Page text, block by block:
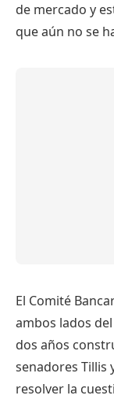
de mercado y
que aún no se
El Comité
ambos lados
dos años
senadores Tillis
resolver la